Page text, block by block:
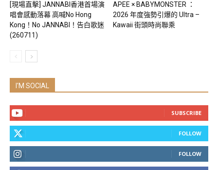
[現場直擊] JANNABI香港首場演
唱會感動落幕 高喊No Hong
Kong！No JANNABI！告白歌迷
(260711)
APEE × BABYMONSTER ：
2026 年度強勢引爆的 Ultra –
Kawaii 街頭時尚聯乘
I'M SOCIAL
SUBSCRIBE
FOLLOW
FOLLOW